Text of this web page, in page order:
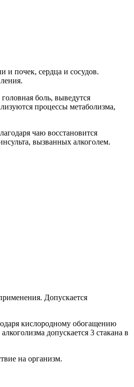
и почек, сердца и сосудов.
боль, выведутся
процессы метаболизма,
чаю восстановится
вызванных алкоголем.
Допускается
кислородному обогащению
допускается 3 стакана в
на организм.